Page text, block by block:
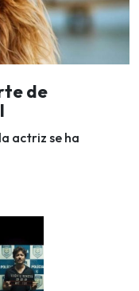
de
actriz se ha